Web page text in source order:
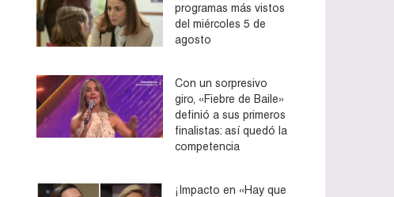
programas más vistos
del miércoles 5 de
agosto
Con un sorpresivo
giro, «Fiebre de Baile»
definió a sus primeros
finalistas: así quedó la
competencia
¡Impacto en «Hay que